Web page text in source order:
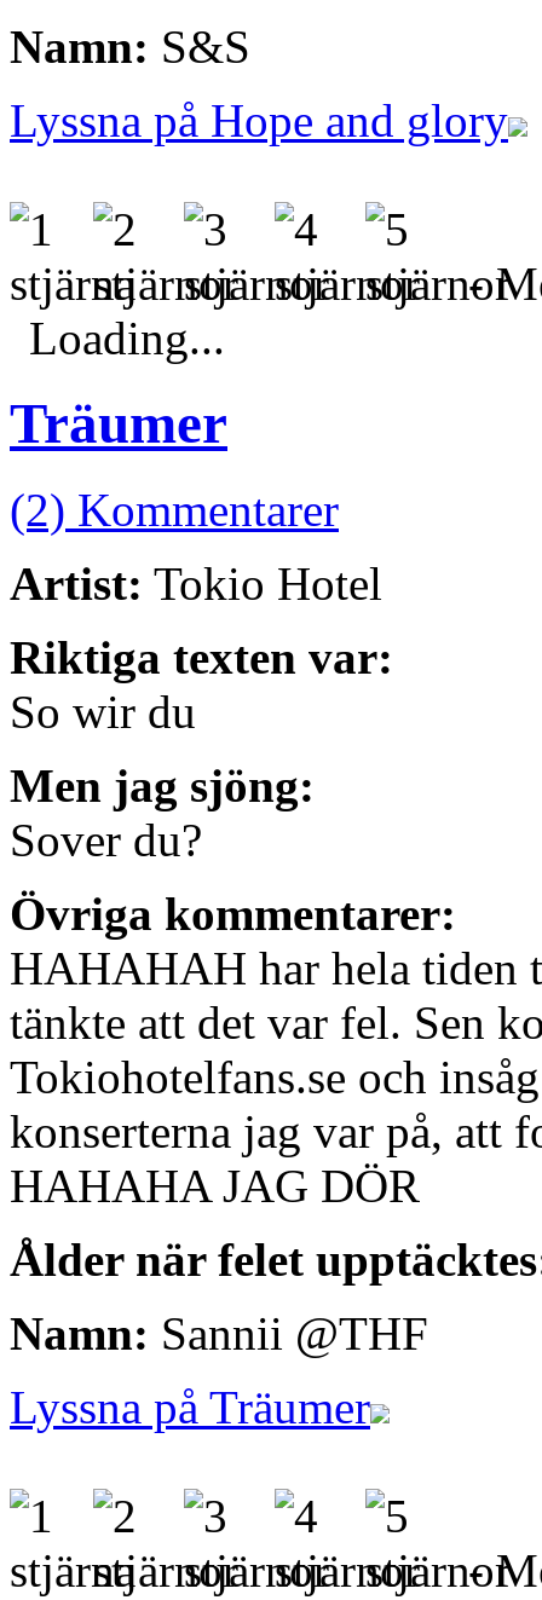
Namn: S&S
Lyssna på Hope and glory
-
Loading...
Träumer
(2) Kommentarer
Artist: Tokio Hotel
Riktiga texten var:
So wir du
Men jag sjöng:
Sover du?
Övriga kommentarer:
HAHAHAH har hela tiden
tänkte att det var fel. Sen
Tokiohotelfans.se och
konserterna jag var på, att
HAHAHA JAG DÖR
Ålder när felet
Namn: Sannii @THF
Lyssna på Träumer
-